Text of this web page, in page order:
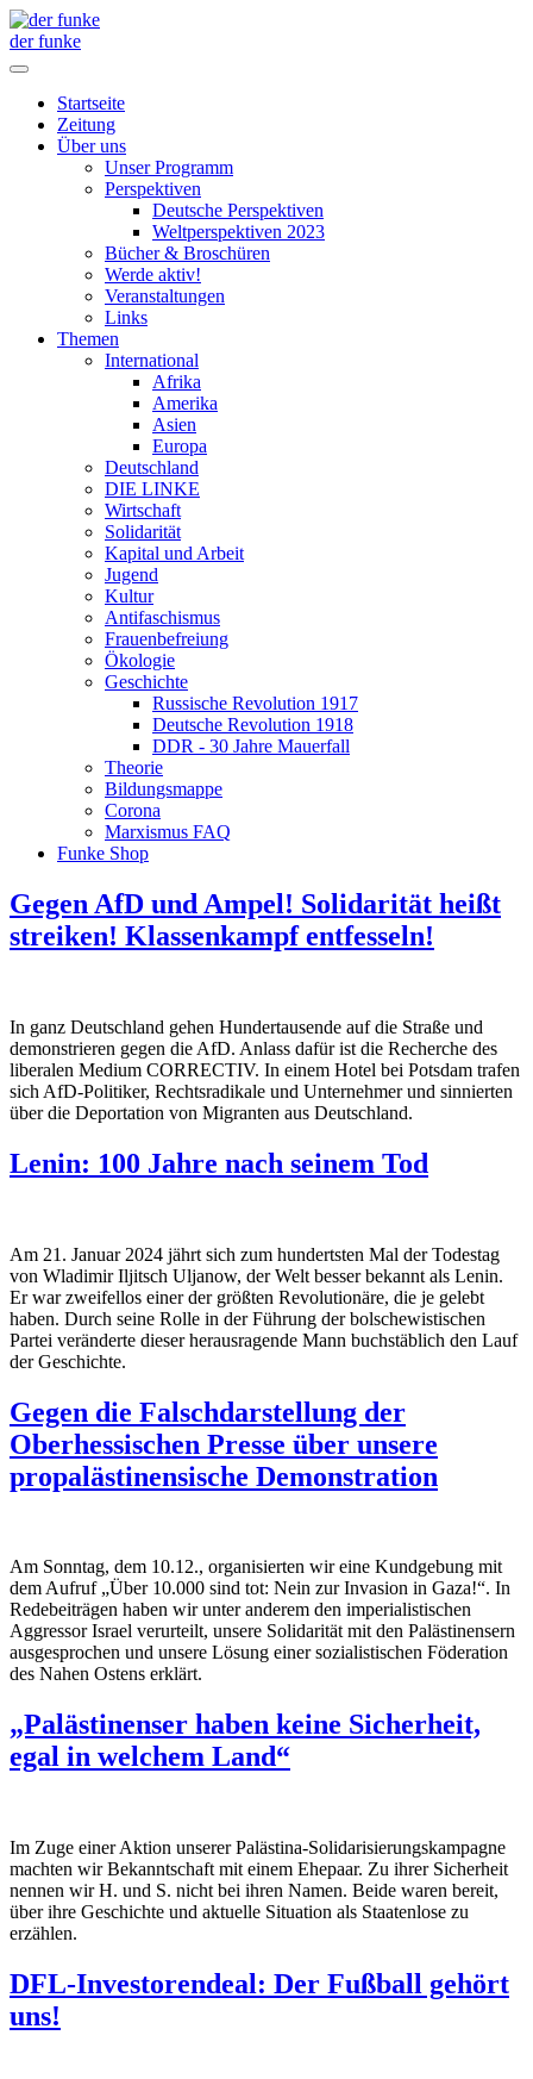
der funke
Startseite
Zeitung
Über uns
Unser Programm
Perspektiven
Deutsche Perspektiven
Weltperspektiven 2023
Bücher & Broschüren
Werde aktiv!
Veranstaltungen
Links
Themen
International
Afrika
Amerika
Asien
Europa
Deutschland
DIE LINKE
Wirtschaft
Solidarität
Kapital und Arbeit
Jugend
Kultur
Antifaschismus
Frauenbefreiung
Ökologie
Geschichte
Russische Revolution 1917
Deutsche Revolution 1918
DDR - 30 Jahre Mauerfall
Theorie
Bildungsmappe
Corona
Marxismus FAQ
Funke Shop
Gegen AfD und Ampel! Solidarität heißt
streiken! Klassenkampf entfesseln!
In ganz Deutschland gehen Hundertausende auf die Straße und
demonstrieren gegen die AfD. Anlass dafür ist die Recherche des
liberalen Medium CORRECTIV. In einem Hotel bei Potsdam trafen
sich AfD-Politiker, Rechtsradikale und Unternehmer und sinnierten
über die Deportation von Migranten aus Deutschland.
Lenin: 100 Jahre nach seinem Tod
Am 21. Januar 2024 jährt sich zum hundertsten Mal der Todestag
von Wladimir Iljitsch Uljanow, der Welt besser bekannt als Lenin.
Er war zweifellos einer der größten Revolutionäre, die je gelebt
haben. Durch seine Rolle in der Führung der bolschewistischen
Partei veränderte dieser herausragende Mann buchstäblich den Lauf
der Geschichte.
Gegen die Falschdarstellung der
Oberhessischen Presse über unsere
propalästinensische Demonstration
Am Sonntag, dem 10.12., organisierten wir eine Kundgebung mit
dem Aufruf „Über 10.000 sind tot: Nein zur Invasion in Gaza!“. In
Redebeiträgen haben wir unter anderem den imperialistischen
Aggressor Israel verurteilt, unsere Solidarität mit den Palästinensern
ausgesprochen und unsere Lösung einer sozialistischen Föderation
des Nahen Ostens erklärt.
„Palästinenser haben keine Sicherheit,
egal in welchem Land“
Im Zuge einer Aktion unserer Palästina-Solidarisierungskampagne
machten wir Bekanntschaft mit einem Ehepaar. Zu ihrer Sicherheit
nennen wir H. und S. nicht bei ihren Namen. Beide waren bereit,
über ihre Geschichte und aktuelle Situation als Staatenlose zu
erzählen.
DFL-Investorendeal: Der Fußball gehört
uns!